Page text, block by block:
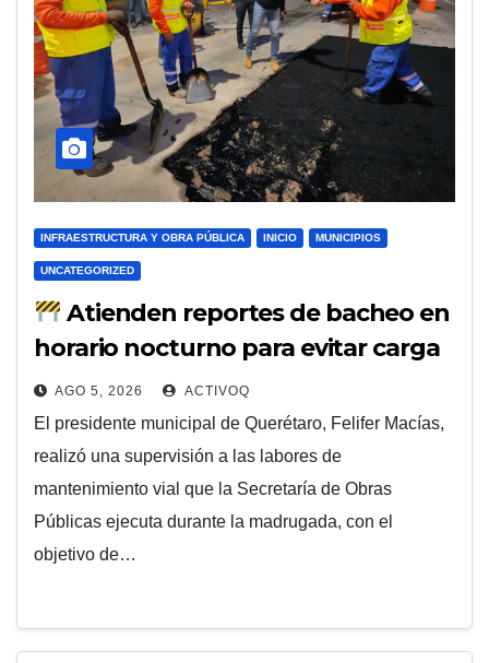
INFRAESTRUCTURA Y OBRA PÚBLICA INICIO MUNICIPIOS
UNCATEGORIZED
Atienden reportes de bacheo en
horario nocturno para evitar carga
vial en Querétaro
AGO 5, 2026 ACTIVOQ
El presidente municipal de Querétaro, Felifer Macías,
realizó una supervisión a las labores de
mantenimiento vial que la Secretaría de Obras
Públicas ejecuta durante la madrugada, con el
objetivo de…